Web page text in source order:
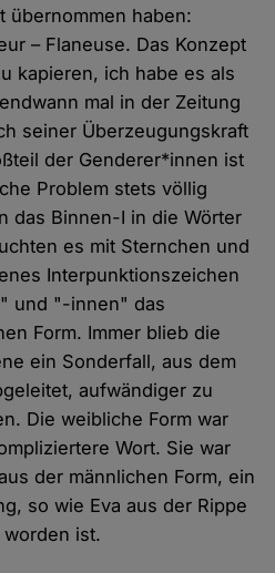
übernommen haben:
– Flaneuse. Das Konzept
kapieren, ich habe es als
mal in der Zeitung
seiner Überzeugungskraft
der Genderer*innen ist
Problem stets völlig
das Binnen-I in die Wörter
es mit Sternchen und
Interpunktionszeichen
und "-innen" das
Form. Immer blieb die
ein Sonderfall, aus dem
aufwändiger zu
Die weibliche Form war
Wort. Sie war
der männlichen Form, ein
so wie Eva aus der Rippe
ist.